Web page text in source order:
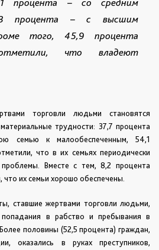
процента – со средним
процента – с высшим
того, 45,9 процента
отметили, что владеют
торговли людьми становятся
трудности: 37,7 процента
семью к малообеспеченным, 54,1
что в их семьях периодически
Вместе с тем, 8,2 процента
что их семьи хорошо обеспечены.
ставшие жертвами торговли людьми,
попадания в рабство и пребывания в
половины (52,5 процента) граждан,
оказались в руках преступников,